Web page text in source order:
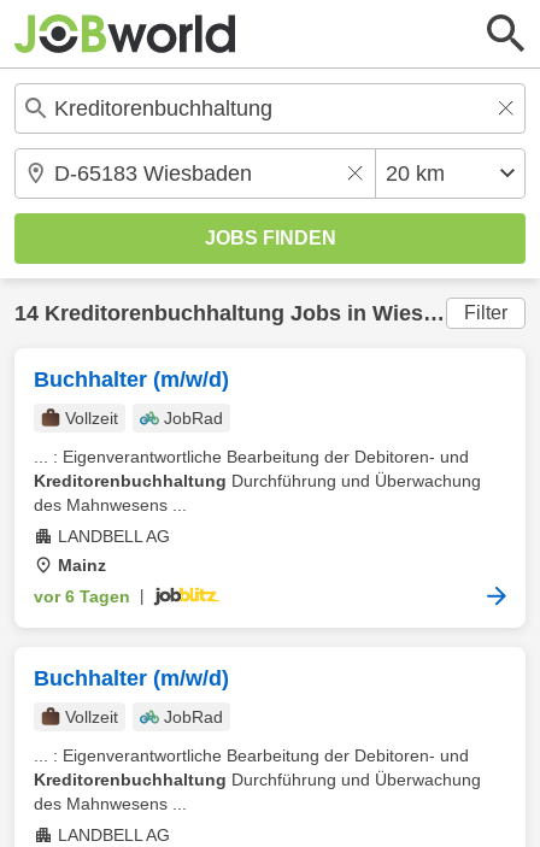
14 Kreditorenbuchhaltung Jobs in Wiesbaden (20
Filter
Buchhalter (m/w/d)
Vollzeit
JobRad
... : Eigenverantwortliche Bearbeitung der Debitoren- und
Kreditorenbuchhaltung Durchführung und Überwachung
des Mahnwesens ...
LANDBELL AG
Mainz
vor 6 Tagen
Buchhalter (m/w/d)
Vollzeit
JobRad
... : Eigenverantwortliche Bearbeitung der Debitoren- und
Kreditorenbuchhaltung Durchführung und Überwachung
des Mahnwesens ...
LANDBELL AG